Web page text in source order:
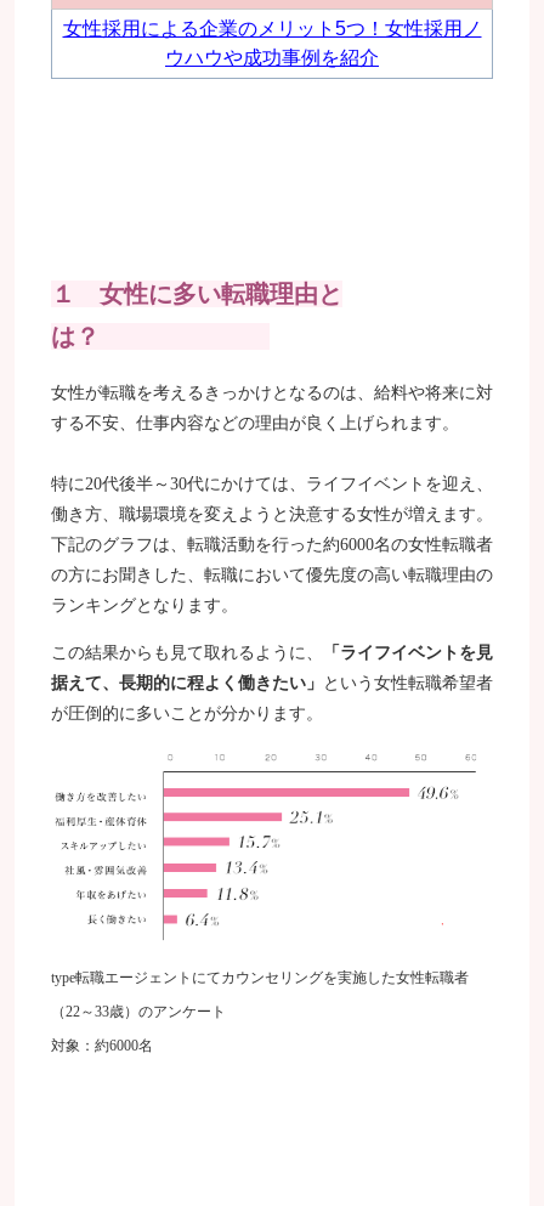
女性採用による企業のメリット5つ！女性採用ノ
ウハウや成功事例を紹介
１ 女性に多い転職理由と
は？
女性が転職を考えるきっかけとなるのは、給料や将来に対
する不安、仕事内容などの理由が良く上げられます。
特に20代後半～30代にかけては、ライフイベントを迎え、
働き方、職場環境を変えようと決意する女性が増えます。
下記のグラフは、転職活動を行った約6000名の女性転職者
の方にお聞きした、転職において優先度の高い転職理由の
ランキングとなります。
この結果からも見て取れるように、
「ライフイベントを見
据えて、長期的に程よく働きたい」 という女性転職希望者
が圧倒的に多いことが分かります。
type転職エージェントにてカウンセリングを実施した女性転職者
（22～33歳）のアンケート
対象：約6000名